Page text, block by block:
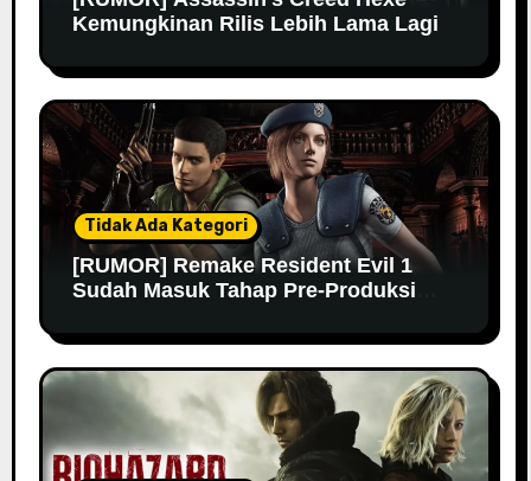
Kemungkinan Rilis Lebih Lama Lagi
Tidak Ada Kategori
[RUMOR] Remake Resident Evil 1
Sudah Masuk Tahap Pre-Produksi